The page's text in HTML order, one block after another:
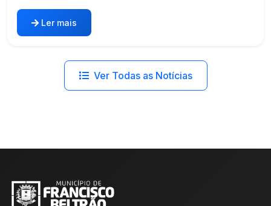
Ler mais
Ver Todas as Notícias